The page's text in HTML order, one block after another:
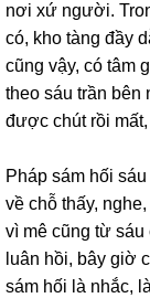
nơi xứ người.
có, kho tàng đầy
cũng vậy, có tâm
theo sáu trần bên
được chút rồi
Pháp sám hối
về chỗ thấy,
vì mê cũng từ sáu
luân hồi, bây giờ
sám hối là nhắc,